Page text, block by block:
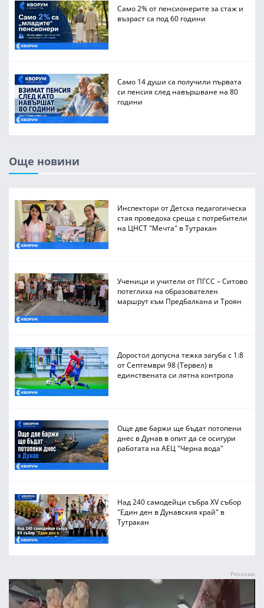
Само 2% от пенсионерите за стаж и
възраст са под 60 години
Само 14 души са получили първата
си пенсия след навършване на 80
години
Още новини
Инспектори от Детска педагогическа
стая проведоха среща с потребители
на ЦНСТ "Мечта" в Тутракан
Ученици и учители от ПГСС – Ситово
потеглиха на образователен
маршрут към Предбалкана и Троян
Доростол допусна тежка загуба с 1:8
от Септември 98 (Тервел) в
единствената си лятна контрола
Още две баржи ще бъдат потопени
днес в Дунав в опит да се осигури
работата на АЕЦ "Черна вода"
Над 240 самодейци събра XV събор
"Един ден в Дунавския край" в
Тутракан